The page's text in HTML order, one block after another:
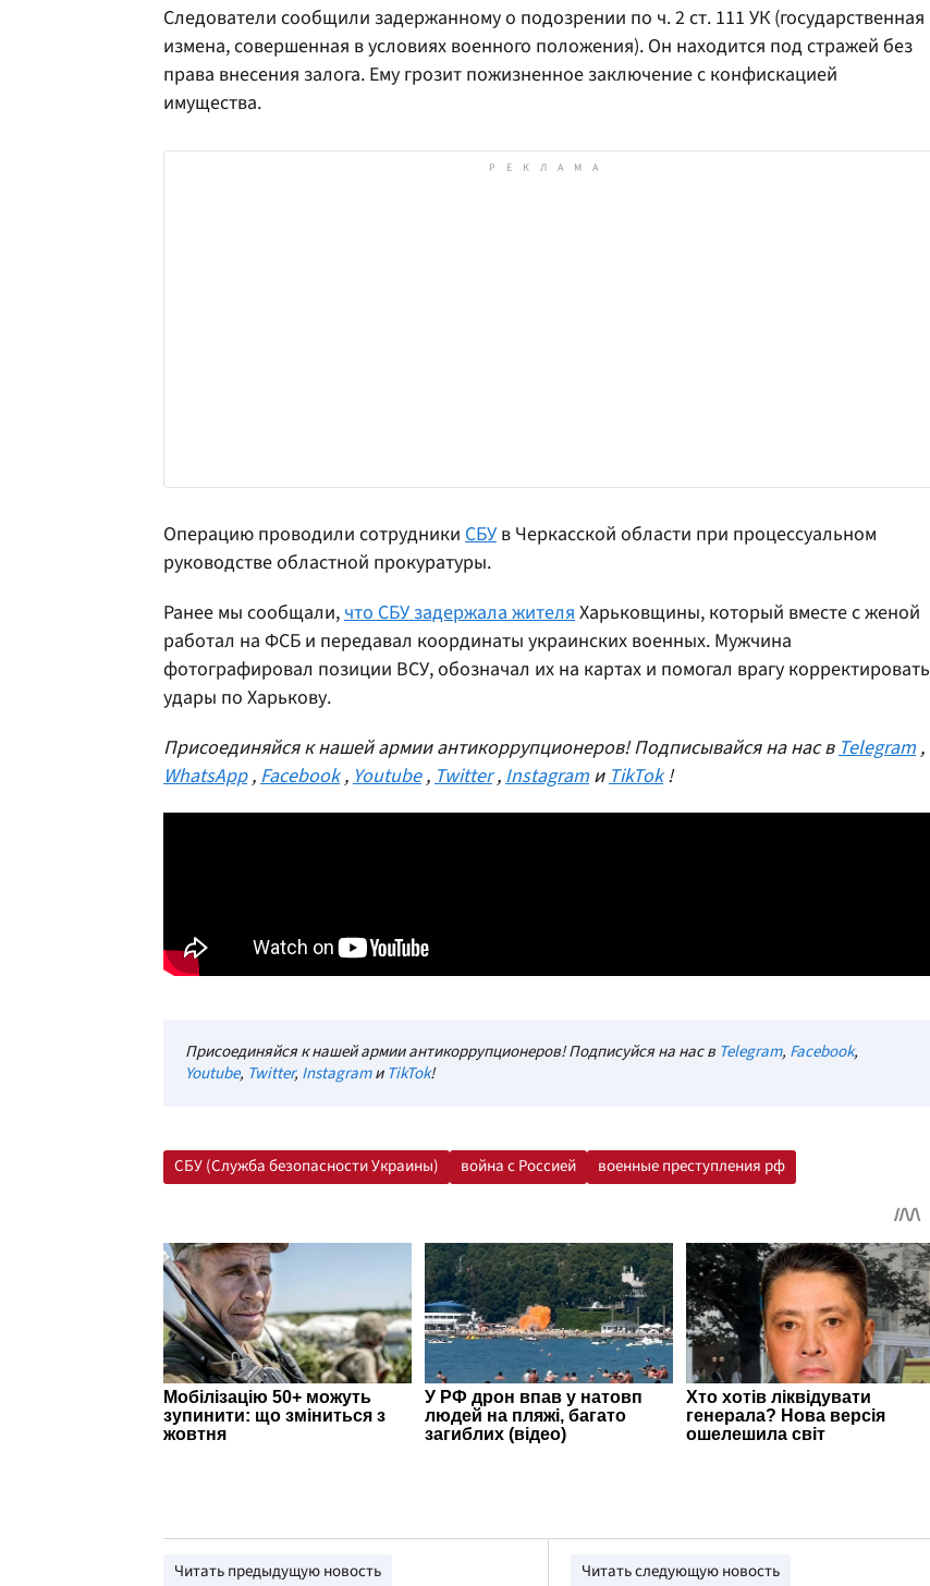
Следователи сообщили задержанному о подозрении по ч. 2 ст. 111 УК (государственная
измена, совершенная в условиях военного положения). Он находится под стражей без
права внесения залога. Ему грозит пожизненное заключение с конфискацией
имущества.
Операцию проводили сотрудники СБУ в Черкасской области при процессуальном
руководстве областной прокуратуры.
Ранее мы сообщали, что СБУ задержала жителя Харьковщины, который вместе с женой
работал на ФСБ и передавал координаты украинских военных. Мужчина
фотографировал позиции ВСУ, обозначал их на картах и помогал врагу корректировать
удары по Харькову.
Присоединяйся к нашей армии антикоррупционеров! Подписывайся на нас в Telegram ,
WhatsApp , Facebook , Youtube , Twitter , Instagram и TikTok !
Присоединяйся к нашей армии антикоррупционеров! Подписуйся на нас в Telegram, Facebook,
Youtube, Twitter, InstagramиTikTok!
СБУ (Служба безопасности Украины) война с Россией военные преступления рф
Читать предыдущую новость Читать следующую новость